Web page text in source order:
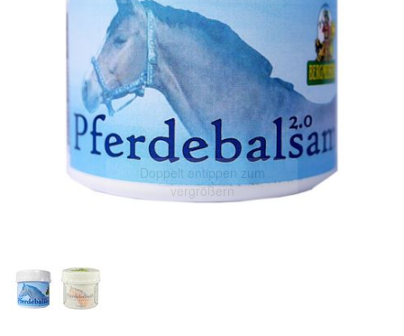
Doppelt antippen zum
vergrößern